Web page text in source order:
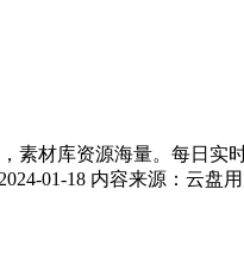
素材库资源海量。每日实
2024-01-18 内容来源：云盘